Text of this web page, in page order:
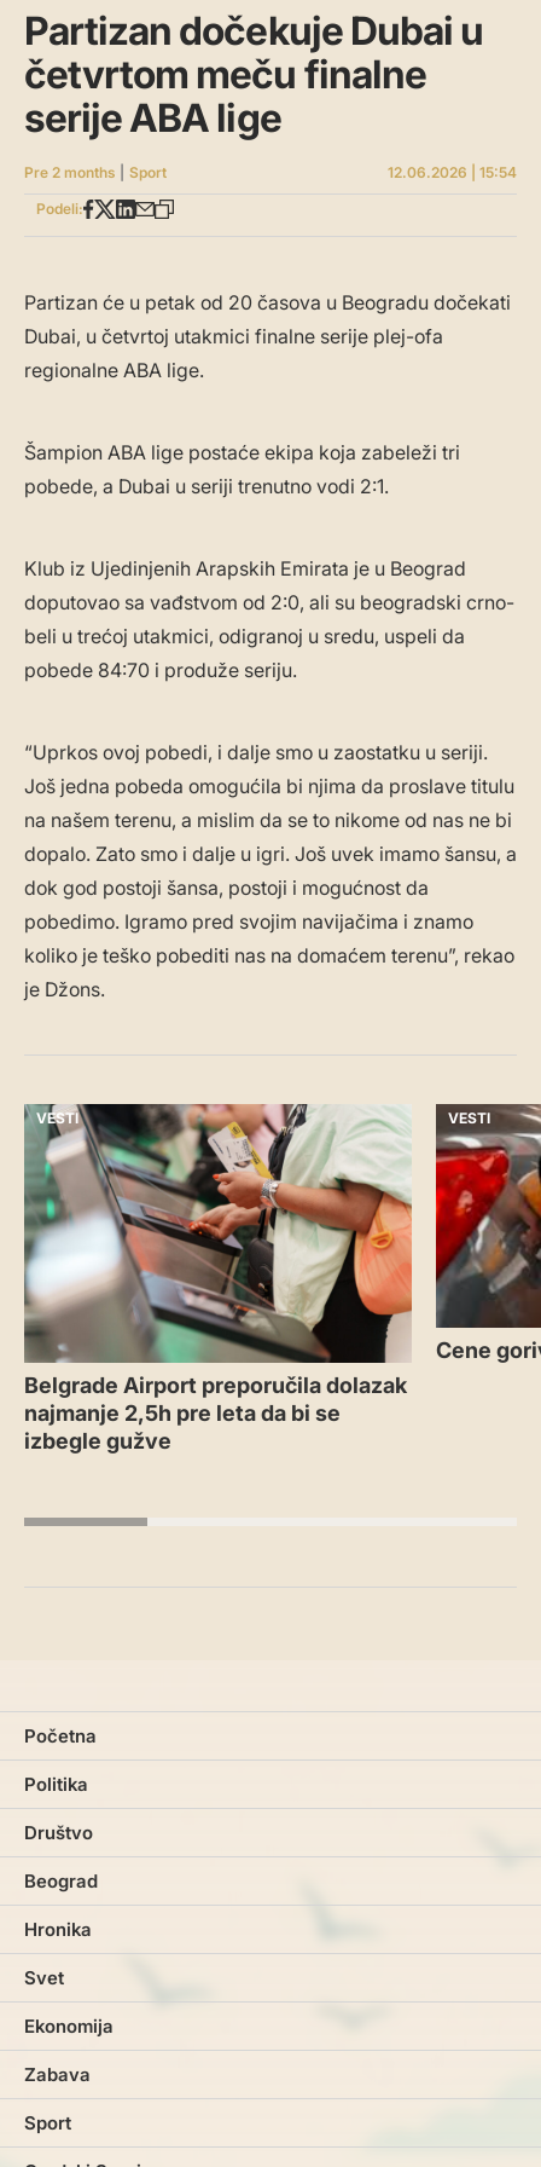
Partizan dočekuje Dubai u
četvrtom meču finalne
serije ABA lige
Pre 2 months Sport
12.06.2026 | 15:54
Podeli:
Partizan će u petak od 20 časova u Beogradu dočekati
Dubai, u četvrtoj utakmici finalne serije plej-ofa
regionalne ABA lige.
Šampion ABA lige postaće ekipa koja zabeleži tri
pobede, a Dubai u seriji trenutno vodi 2:1.
Klub iz Ujedinjenih Arapskih Emirata je u Beograd
doputovao sa vađstvom od 2:0, ali su beogradski crno-
beli u trećoj utakmici, odigranoj u sredu, uspeli da
pobede 84:70 i produže seriju.
“Uprkos ovoj pobedi, i dalje smo u zaostatku u seriji.
Još jedna pobeda omogućila bi njima da proslave titulu
na našem terenu, a mislim da se to nikome od nas ne bi
dopalo. Zato smo i dalje u igri. Još uvek imamo šansu, a
dok god postoji šansa, postoji i mogućnost da
pobedimo. Igramo pred svojim navijačima i znamo
koliko je teško pobediti nas na domaćem terenu”, rekao
je Džons.
VESTI
Belgrade Airport preporučila dolazak
najmanje 2,5h pre leta da bi se
izbegle gužve
VESTI
Cene
Početna
Politika
Društvo
Beograd
Hronika
Svet
Ekonomija
Zabava
Sport